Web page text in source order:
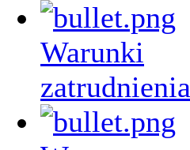
Warunki
zatrudnienia